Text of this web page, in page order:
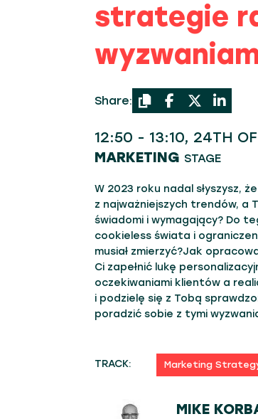
strategie
Share:
12:50 - 13:10, 24TH
MARKETING STAGE
W 2023 roku nadal słyszysz,
z najważniejszych trendów, a
świadomi i wymagający? Do
cookieless świata i
musiał zmierzyć?Jak
Ci zapełnić lukę
oczekiwaniami klientów a
i podzielę się z Tobą
poradzić sobie z tymi
TRACK: Marketing
MIKE